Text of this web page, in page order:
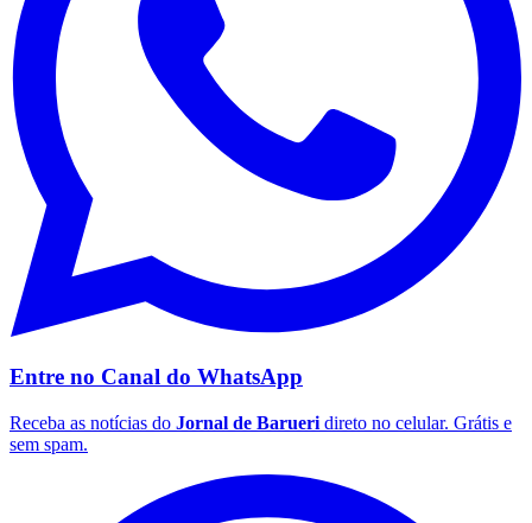
Palmeiras
Entre no Canal do WhatsApp
Receba as notícias do Jornal de Barueri direto no celular. Grátis e
sem spam.